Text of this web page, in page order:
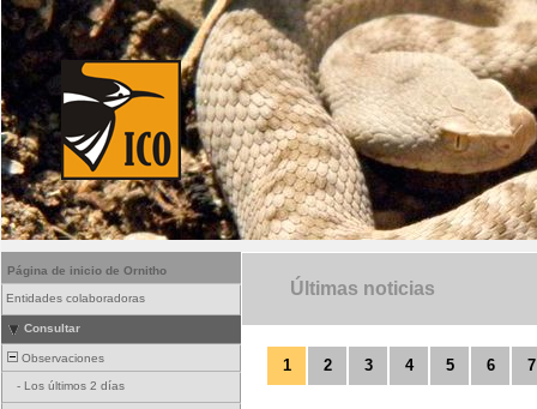
Página de inicio de Ornitho
Entidades colaboradoras
Consultar
Observaciones
- Los últimos 2 días
Últimas noticias
1 2 3 4 5 6 7